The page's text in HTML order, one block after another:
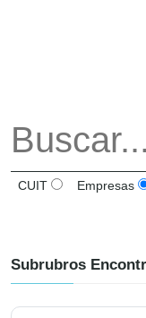
CUIT Empresas
Subrubros